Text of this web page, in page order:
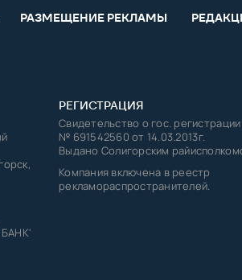
РАЗМЕЩЕНИЕ РЕКЛАМЫ
РЕГИСТРАЦИЯ
Свидетельство о гос. регистрации
№ 691542560 от 14.03.2013г.
Выдано Солигорским
Компания включена в реестр
рекламораспространителей.